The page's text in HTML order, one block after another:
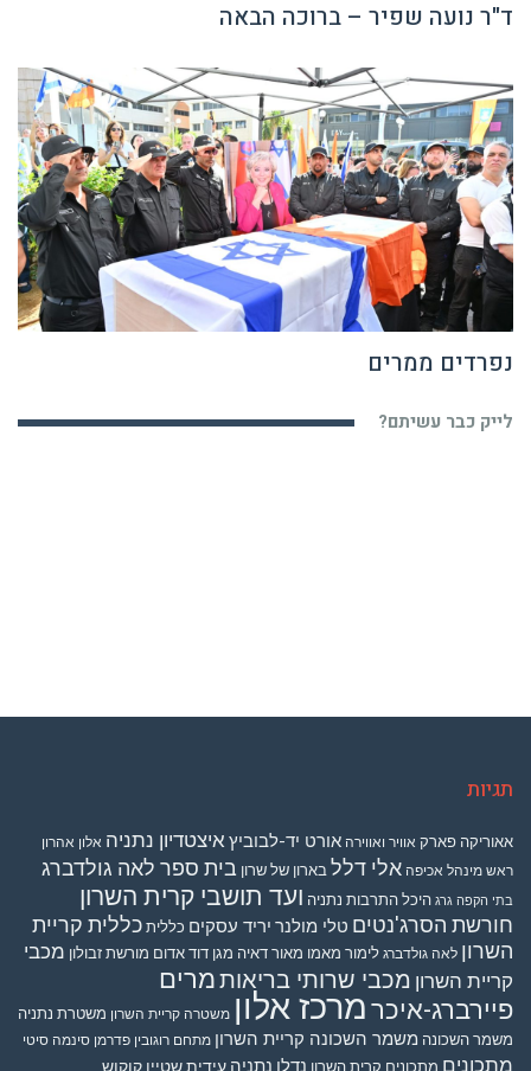
ד"ר נועה שפיר – ברוכה הבאה
נפרדים ממרים
לייק כבר עשיתם?
תגיות
אאוריקה פארק אוויר ואווירה אורט יד-לבוביץאיצטדיון נתניה אלון אהרון
ראש מינהל אכיפה אלי דלל בארון של שרון בית ספר לאה גולדברג
בתי הקפה גרג היכל התרבות נתניה ועד תושבי קרית השרון
חורשת הסרג'נטים טלי מולנר יריד עסקים כללית כללית קריית
השרון לאה גולדברג לימור מאמו מאור דאיה מגן דוד אדום מורשת זבולון מכבי
קריית השרון מכבי שרותי בריאותמרים
פיירברג-איכר מרכז אלון משטרה קריית השרון משטרת נתניה
משמר השכונה משמר השכונה קריית השרון מתחם רוגובין פדרמן סינמה סיטי
מתכונים מתכונים קרית השרון נדלן נתניה עידית שטיין קוקוש